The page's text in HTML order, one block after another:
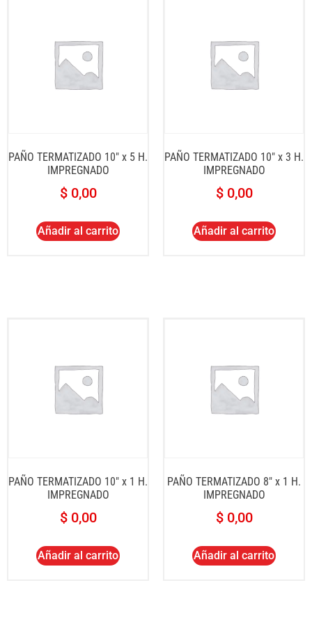
PAÑO TERMATIZADO 10″ x 5 H.
IMPREGNADO
$0,00
Añadir al carrito
PAÑO TERMATIZADO 10″ x 3 H.
IMPREGNADO
$0,00
Añadir al carrito
PAÑO TERMATIZADO 10″ x 1 H.
IMPREGNADO
$0,00
Añadir al carrito
PAÑO TERMATIZADO 8″ x 1 H.
IMPREGNADO
$0,00
Añadir al carrito